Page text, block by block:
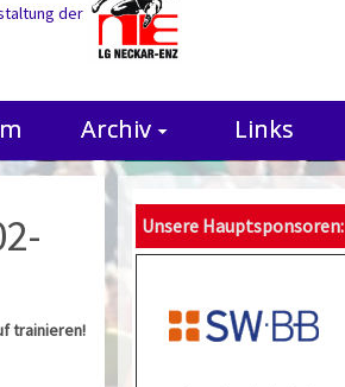
der
Archiv Links
trainieren!
Unsere Hauptsponsoren: